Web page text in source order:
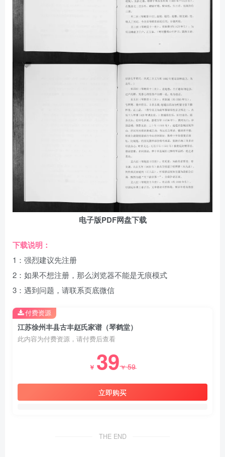
电子版PDF网盘下载
下载说明：
1：强烈建议先注册
2：如果不想注册，那么浏览器不能是无痕模式
3：遇到问题，请联系页底微信
江苏徐州丰县古丰赵氏家谱（琴鹤堂）
此内容为付费资源，请付费后查看
￥ 39￥59
立即购买
付费资源
THE END